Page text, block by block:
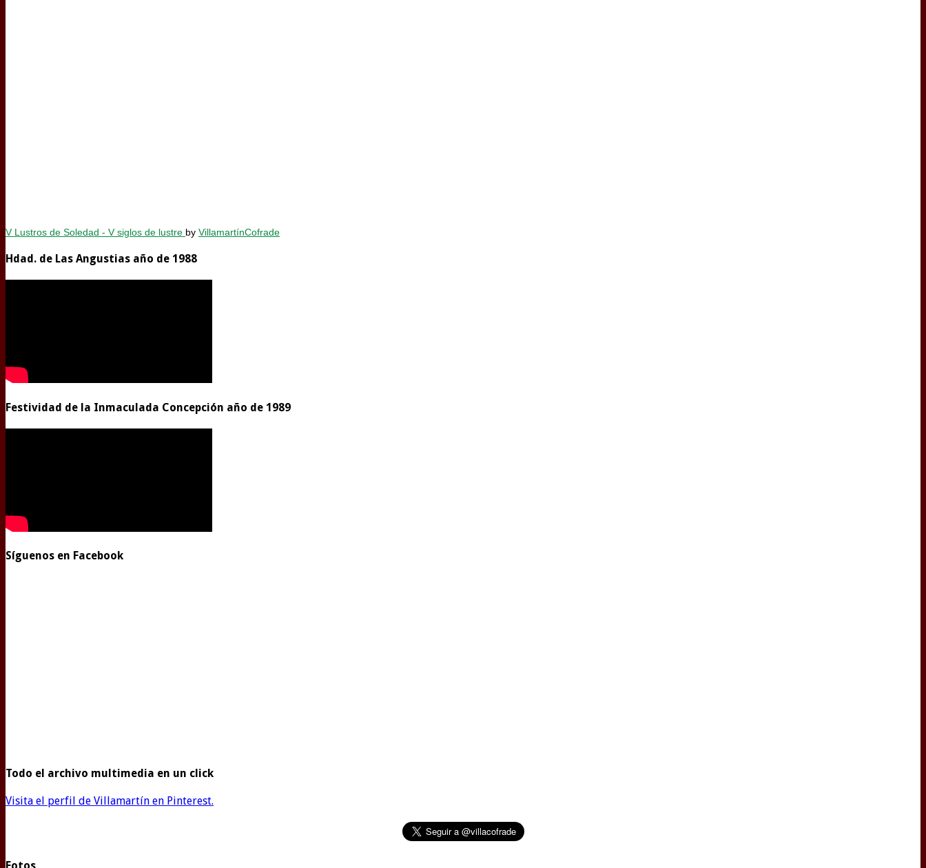
V Lustros de Soledad - V siglos de lustre by VillamartínCofrade
Hdad. de Las Angustias año de 1988
Festividad de la Inmaculada Concepción año de 1989
Síguenos en Facebook
Todo el archivo multimedia en un click
Visita el perfil de Villamartín en Pinterest.
Fotos